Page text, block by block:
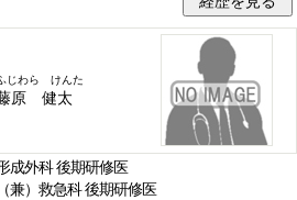
じわら けんた
原 健太
成外科 後期研修医
（兼）救急科 後期研修医